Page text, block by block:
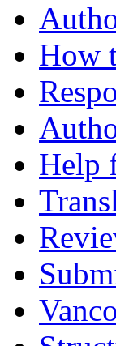
How
Help